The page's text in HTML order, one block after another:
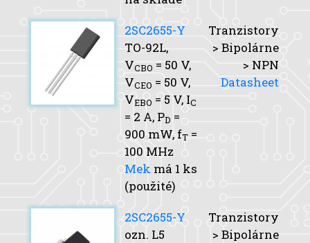
2SC2655-Y
TO-92L,
VCBO = 50 V,
VCEO = 50 V,
VEBO = 5 V, IC
= 2 A, PD =
900 mW, fT =
100 MHz
Mek má 1 ks
(použité)
Tranzistory
> Bipolárne
> NPN
Datasheet
2SC2655-Y
ozn. L5
Tranzistory
> Bipolárne